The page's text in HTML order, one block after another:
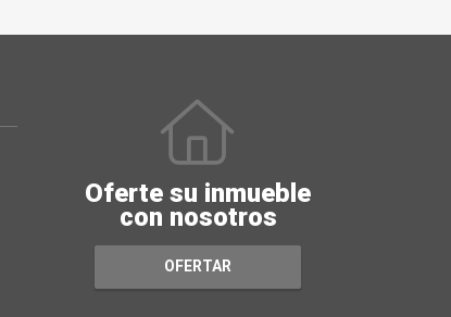
Oferte su inmueble
con nosotros
OFERTAR